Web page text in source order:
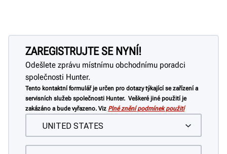
ZAREGISTRUJTE SE NYNÍ!
Odešlete zprávu místnímu obchodnímu poradci
společnosti Hunter.
Tento kontaktní formulář je určen pro dotazy týkající se zařízení a
servisních služeb společnosti Hunter. Veškeré jiné použití je
zakázáno a bude vyřazeno. Viz Plné znění podmínek použití